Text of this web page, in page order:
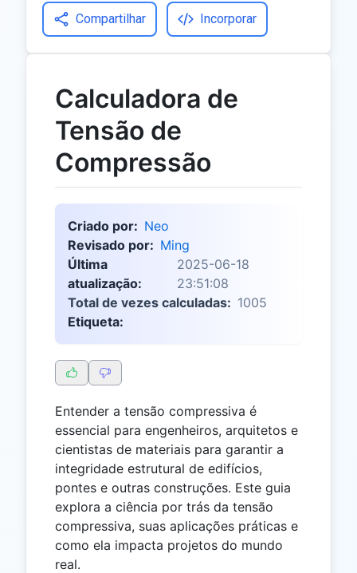
Compartilhar Incorporar
Calculadora de
Tensão de
Compressão
Criado por: Neo
Revisado por: Ming
Última
atualização:
2025-06-18
23:51:08
Total de vezes calculadas: 1005
Etiqueta:
Entender a tensão compressiva é
essencial para engenheiros, arquitetos e
cientistas de materiais para garantir a
integridade estrutural de edifícios,
pontes e outras construções. Este guia
explora a ciência por trás da tensão
compressiva, suas aplicações práticas e
como ela impacta projetos do mundo
real.